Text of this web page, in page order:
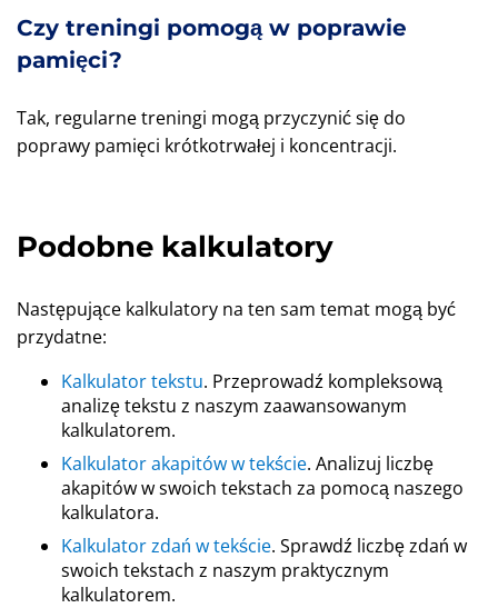
Czy treningi pomogą w poprawie
pamięci?
Tak, regularne treningi mogą przyczynić się do
poprawy pamięci krótkotrwałej i koncentracji.
Podobne kalkulatory
Następujące kalkulatory na ten sam temat mogą być
przydatne:
Kalkulator tekstu. Przeprowadź kompleksową
analizę tekstu z naszym zaawansowanym
kalkulatorem.
Kalkulator akapitów w tekście. Analizuj liczbę
akapitów w swoich tekstach za pomocą naszego
kalkulatora.
Kalkulator zdań w tekście. Sprawdź liczbę zdań w
swoich tekstach z naszym praktycznym
kalkulatorem.